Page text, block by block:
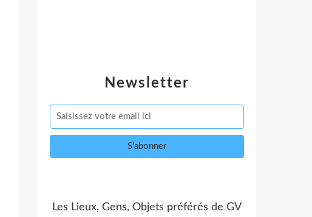
Newsletter
Les Lieux, Gens, Objets préférés de GV